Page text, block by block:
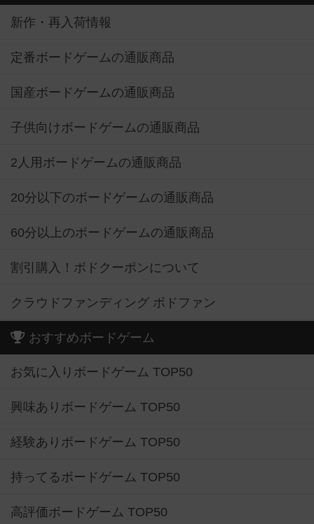
新作・再入荷情報
定番ボードゲームの通販商品
国産ボードゲームの通販商品
子供向けボードゲームの通販商品
2人用ボードゲームの通販商品
20分以下のボードゲームの通販商品
60分以上のボードゲームの通販商品
割引購入！ボドクーポンについて
クラウドファンディング ボドファン
おすすめボードゲーム
お気に入りボードゲーム TOP50
興味ありボードゲーム TOP50
経験ありボードゲーム TOP50
持ってるボードゲーム TOP50
高評価ボードゲーム TOP50